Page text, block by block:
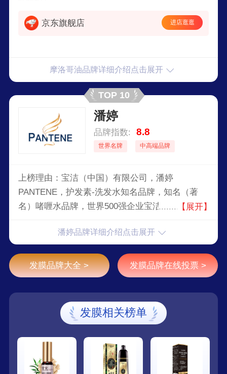
京东旗舰店 进店逛逛
摩洛哥油品牌详细介绍点击展开
TOP 10
潘婷
品牌指数: 8.8
世界名牌 中高端品牌
上榜理由：宝洁（中国）有限公司，潘婷
PANTENE，护发素-洗发水知名品牌，知名（著
名）啫喱水品牌，世界500强企业宝洁公司旗下品
损伤修复知名品牌。
【展开】
潘婷品牌详细介绍点击展开
发膜品牌大全 > 发膜品牌在线投票 >
发膜相关榜单